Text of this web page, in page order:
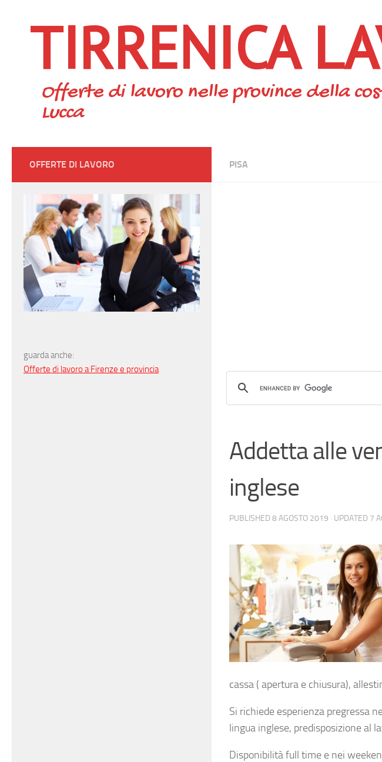
TIRRENICA
Offerte di lavoro nelle province della
Lucca
PISA
Addetta alle
inglese
PUBLISHED 8 AGOSTO 2019 · UPDATED 7
cassa ( apertura e chiusura),
Si richiede esperienza pregressa
lingua inglese, predisposizione al
Disponibilità full time e nei
OFFERTE DI LAVORO
guarda anche:
Offerte di lavoro a Firenze e provincia